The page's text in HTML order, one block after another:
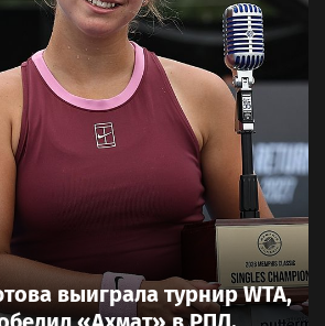
выиграла турнир WTA,